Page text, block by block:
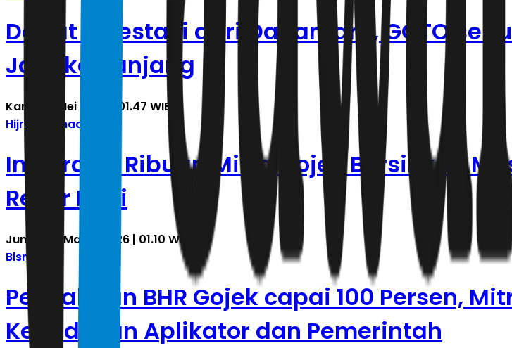
Dapat Investasi dari Danantara, GOTO
Jangka Panjang
Kamis, 7 Mei 2026 | 01.47 WIB
Hijrah Ramadan
Inspiratif! Ribuan Mitra Gojek Bersihkan
Rekor Muri
Jumat, 13 Maret 2026 | 01.10 WIB
Bisnis
Penyaluran BHR Gojek capai 100 Persen,
Kepedulian Aplikator dan Pemerintah